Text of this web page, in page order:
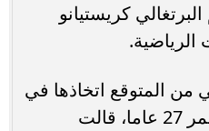
كريستيانو
الرياضية.
من المتوقع اتخاذها في
حق اللاعب البالغ من العمر 27 عاما، قالت